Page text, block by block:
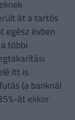
át a tartós
egész évben
többi
itt is
(a banknál
át ekkor